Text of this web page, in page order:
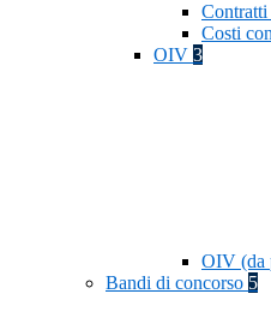
Costi
OIV 3
OIV (da
Bandi di concorso 5